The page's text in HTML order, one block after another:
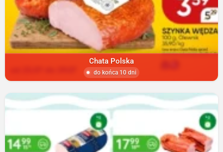
Chata Polska
do końca 10 dni